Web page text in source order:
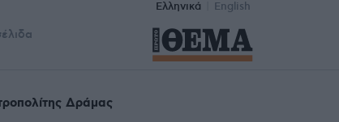
Ελληνικά English
Δράμας